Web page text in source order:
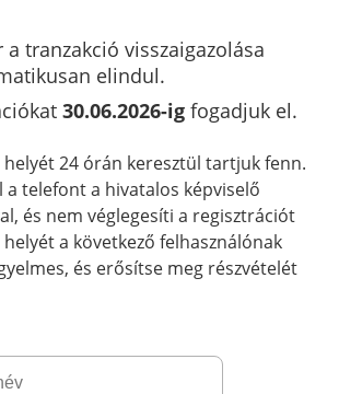
a tranzakció visszaigazolása
elindul.
30.06.2026-igfogadjuk el.
helyét 24 órán keresztül tartjuk fenn.
a telefont a hivatalos képviselő
és nem véglegesíti a regisztrációt
a következő felhasználónak
és erősítse meg részvételét